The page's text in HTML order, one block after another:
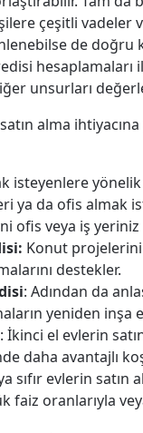
çeşitli vadeler
de doğru
unsurları
alma
isteyenlere
ya da ofis almak
ofis veya iş
Konut
destekler.
: Adından da
yeniden inşa
: İkinci el evlerin
daha avantajlı
sıfır evlerin
oranlarıyla